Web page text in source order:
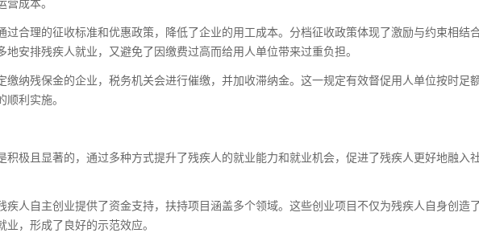
营成本。
过合理的征收标准和优惠政策，降低了企业的用工成本。分档征收政策体现了激励与约束相结
安排残疾人就业，又避免了因缴费过高而给用人单位带来过重负担。
缴纳残保金的企业，税务机关会进行催缴，并加收滞纳金。这一规定有效督促用人单位按时足
利实施。
积极且显著的，通过多种方式提升了残疾人的就业能力和就业机会，促进了残疾人更好地融入
疾人自主创业提供了资金支持，扶持项目涵盖多个领域。这些创业项目不仅为残疾人自身创造了
，形成了良好的示范效应。